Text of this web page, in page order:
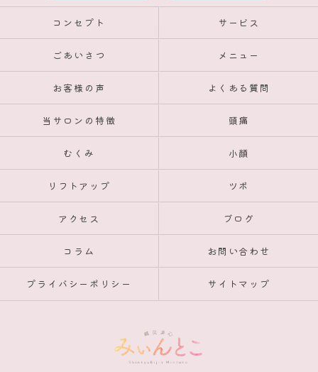
コンセプト サービス
ごあいさつ メニュー
お客様の声 よくある質問
当サロンの特徴 頭痛
むくみ 小顔
リフトアップ ツボ
アクセス ブログ
コラム お問い合わせ
プライバシーポリシー サイトマップ